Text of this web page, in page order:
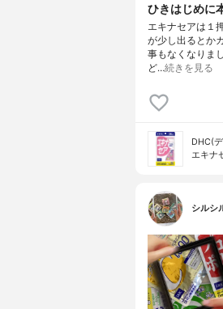
ひきはじめに
エキナセアは１
が少し出るとか
事もなくなりま
ど…続きを見る
DHC(
エキナ
シルシ